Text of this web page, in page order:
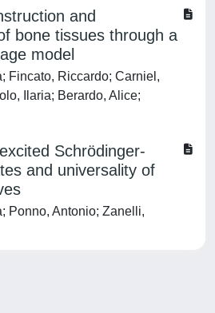
and
bone tissues through a
model
Fincato, Riccardo; Carniel,
Ilaria; Berardo, Alice;
Schrödinger-
and universality of
Ponno, Antonio; Zanelli,